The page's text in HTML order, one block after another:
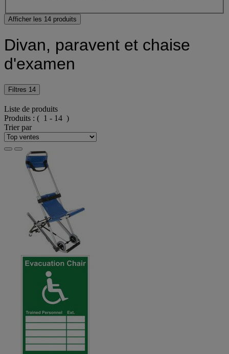
Afficher les 14 produits
Divan, paravent et chaise
d'examen
Filtres 14
Liste de produits
Produits : ( 1 - 14 )
Trier par